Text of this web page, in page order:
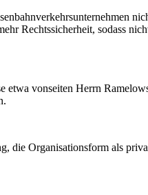
Rechtssicherheit, sodass
etwa vonseiten Herrn
die Organisationsform als